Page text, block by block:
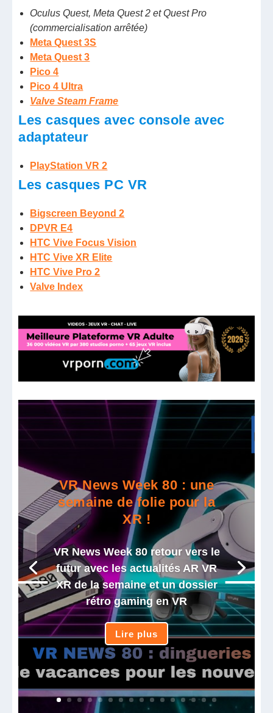
Oculus Quest, Meta Quest 2 et Quest Pro
(commercialisation arrêtée)
Meta Quest 3S
Meta Quest 3
Pico 4
Pico 4 Ultra
Valve Steam Frame
Les casques avec console avec
adaptateur
PlayStation VR 2
Les casques PC VR
Bigscreen Beyond 2
DPVR E4
HTC Vive Focus Vision
HTC Vive XR Elite
HTC Vive Pro 2
Valve Index
VR News Week 80 : une
semaine de folie pour la
XR !
VR News Week 80 retour vers le
futur avec les actualités AR VR
XR de la semaine et un dossier
rétro gaming en VR
Lire plus